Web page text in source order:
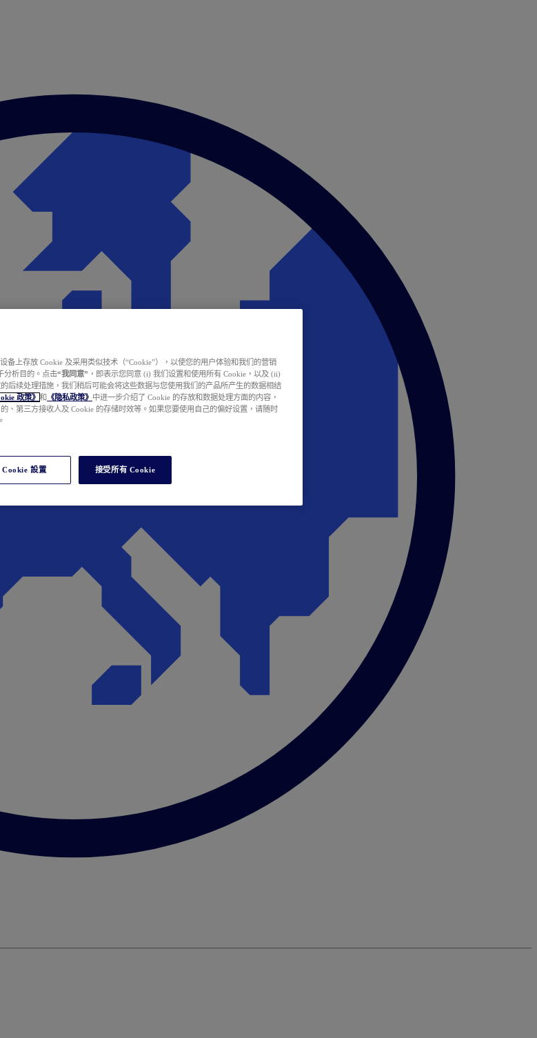
备上存放 Cookie 及采用类似技术（“Cookie”），以使您的用户体验和我们的营销
分析目的。点击“我同意” ，即表示您同意 (i) 我们设置和使用所有 Cookie，以及 (ii)
后续处理措施，我们稍后可能会将这些数据与您使用我们的产品所产生的数据相结
政策》 和 《隐私政策》 中进一步介绍了 Cookie 的存放和数据处理方面的内容，
、第三方接收人及 Cookie 的存储时效等。如果您要使用自己的偏好设置，请随时
Cookie 設置 接受所有 Cookie